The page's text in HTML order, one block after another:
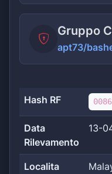
Gruppo
apt73/
Hash RF
Data
Rilevamento
13-
Localita